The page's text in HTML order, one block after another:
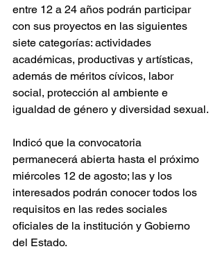
entre 12 a 24 años podrán participar
con sus proyectos en las siguientes
siete categorías: actividades
académicas, productivas y artísticas,
además de méritos cívicos, labor
social, protección al ambiente e
igualdad de género y diversidad sexual.
Indicó que la convocatoria
permanecerá abierta hasta el próximo
miércoles 12 de agosto; las y los
interesados podrán conocer todos los
requisitos en las redes sociales
oficiales de la institución y Gobierno
del Estado.